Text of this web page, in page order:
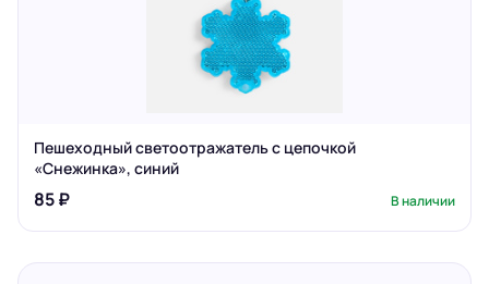
Пешеходный светоотражатель с цепочкой
«Снежинка», синий
85 ₽ В наличии